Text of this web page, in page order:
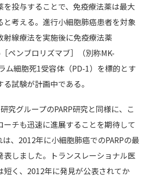
を投与することで、免疫療法薬は最大
と考える。進行小細胞肺癌患者を対象
射線療法を実施後に免疫療法薬
ペンブロリズマブ］（別称MK-
ム細胞死1受容体（PD-1）を標的とす
試験が計画中である。
究グループのPARP研究と同様に、こ
ーチも迅速に進展することを期待して
、2012年に小細胞肺癌でのPARPの最
表しました。トランスレーショナル医
短く、2012年に発見が公表されてか